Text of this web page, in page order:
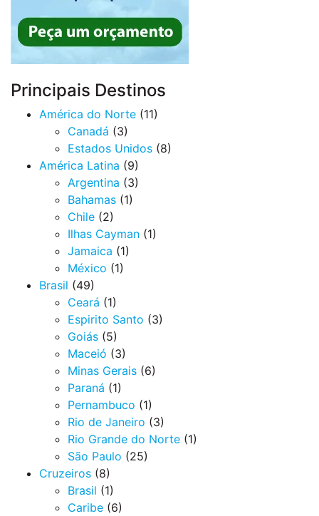
Principais Destinos
América do Norte (11)
Canadá (3)
Estados Unidos (8)
América Latina (9)
Argentina (3)
Bahamas (1)
Chile (2)
Ilhas Cayman (1)
Jamaica (1)
México (1)
Brasil (49)
Ceará (1)
Espirito Santo (3)
Goiás (5)
Maceió (3)
Minas Gerais (6)
Paraná (1)
Pernambuco (1)
Rio de Janeiro (3)
Rio Grande do Norte (1)
São Paulo (25)
Cruzeiros (8)
Brasil (1)
Caribe (6)